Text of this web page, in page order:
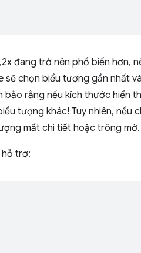
đang trở nên phổ biến hơn,
chọn biểu tượng gần nhất
bảo rằng nếu kích thước hiển
tượng khác! Tuy nhiên, nếu
mất chi tiết hoặc trông mờ.
trợ: